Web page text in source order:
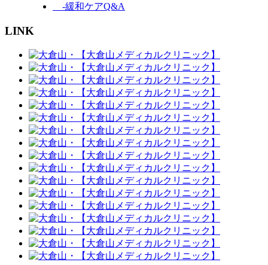
-緩和ケアQ&A
LINK